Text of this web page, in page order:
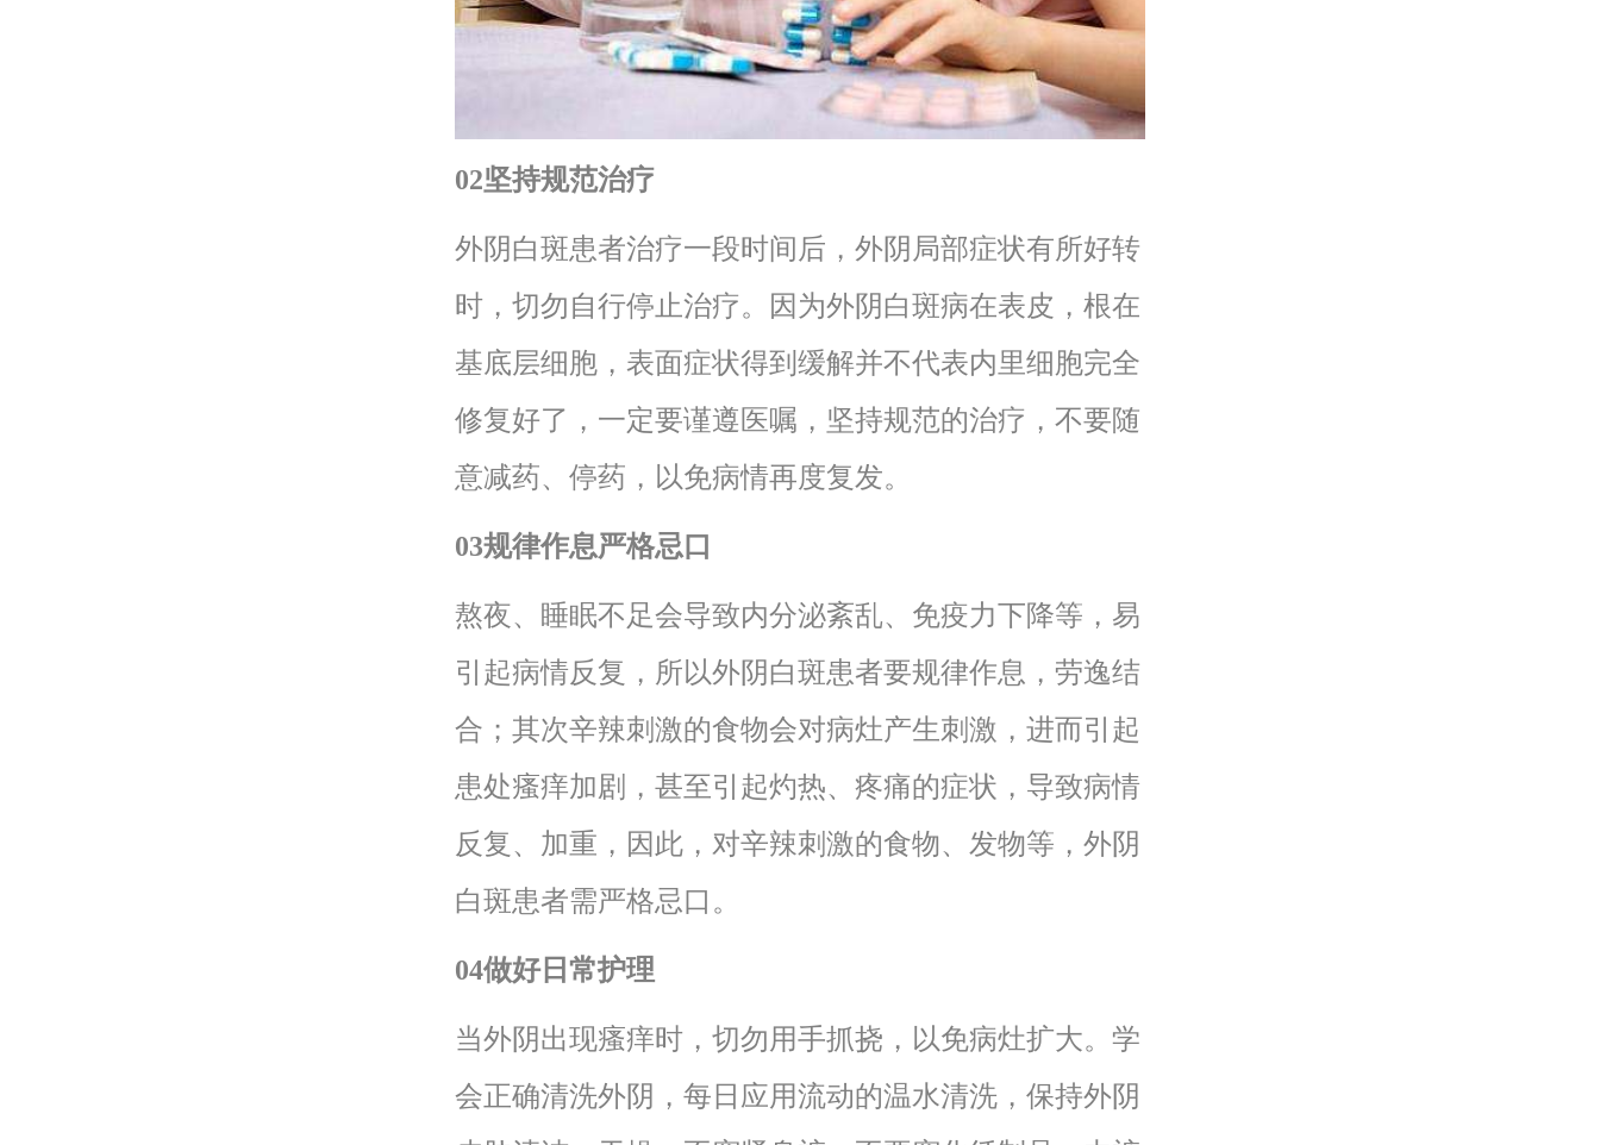
02坚持规范治疗
外阴白斑患者治疗一段时间后，外阴局部症状有所好转
时，切勿自行停止治疗。因为外阴白斑病在表皮，根在
基底层细胞，表面症状得到缓解并不代表内里细胞完全
修复好了，一定要谨遵医嘱，坚持规范的治疗，不要随
意减药、停药，以免病情再度复发。
03规律作息严格忌口
熬夜、睡眠不足会导致内分泌紊乱、免疫力下降等，易
引起病情反复，所以外阴白斑患者要规律作息，劳逸结
合；其次辛辣刺激的食物会对病灶产生刺激，进而引起
患处瘙痒加剧，甚至引起灼热、疼痛的症状，导致病情
反复、加重，因此，对辛辣刺激的食物、发物等，外阴
白斑患者需严格忌口。
04做好日常护理
当外阴出现瘙痒时，切勿用手抓挠，以免病灶扩大。学
会正确清洗外阴，每日应用流动的温水清洗，保持外阴